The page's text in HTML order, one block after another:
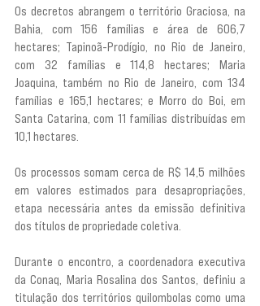
Os decretos abrangem o território Graciosa, na
Bahia, com 156 famílias e área de 606,7
hectares; Tapinoã-Prodígio, no Rio de Janeiro,
com 32 famílias e 114,8 hectares; Maria
Joaquina, também no Rio de Janeiro, com 134
famílias e 165,1 hectares; e Morro do Boi, em
Santa Catarina, com 11 famílias distribuídas em
10,1 hectares.
Os processos somam cerca de R$ 14,5 milhões
em valores estimados para desapropriações,
etapa necessária antes da emissão definitiva
dos títulos de propriedade coletiva.
Durante o encontro, a coordenadora executiva
da Conaq, Maria Rosalina dos Santos, definiu a
titulação dos territórios quilombolas como uma